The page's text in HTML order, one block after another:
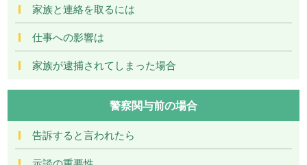
家族と連絡を取るには
仕事への影響は
家族が逮捕されてしまった場合
警察関与前の場合
告訴すると言われたら